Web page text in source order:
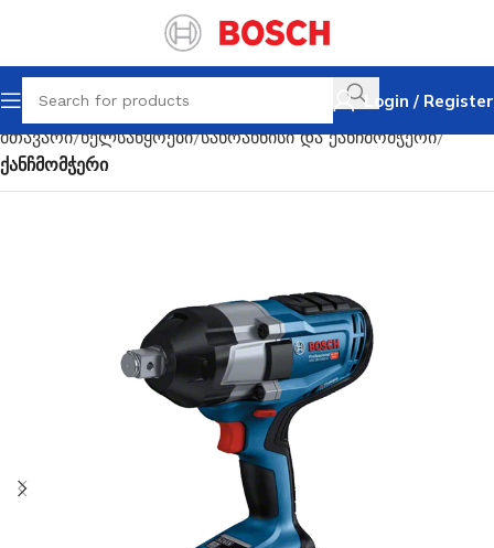
Login / Register
მთავარი ხელსაწყოები სახრახნისი და ქანჩმომჭერი
ქანჩმომჭერი